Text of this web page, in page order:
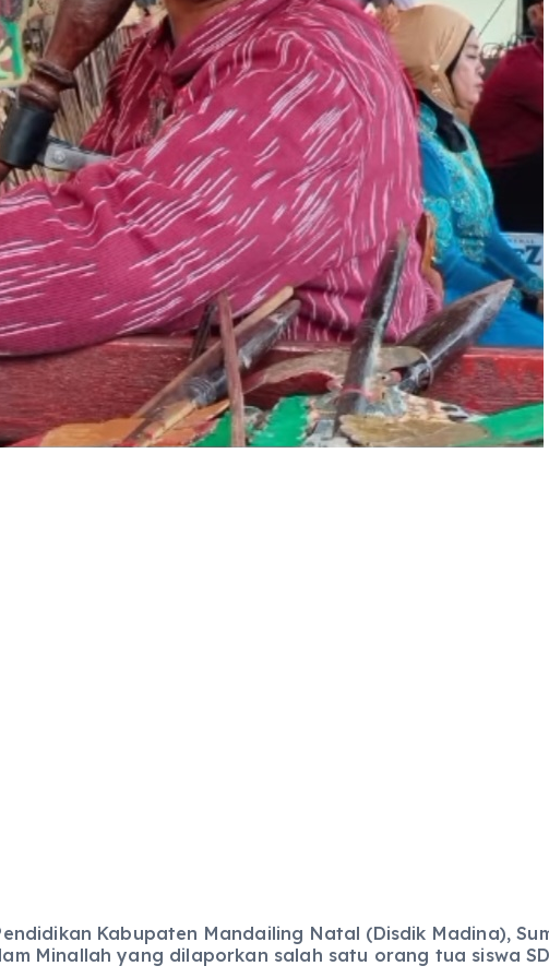
Kabupaten Mandailing Natal (Disdik Madina),
Minallah yang dilaporkan salah satu orang tua siswa